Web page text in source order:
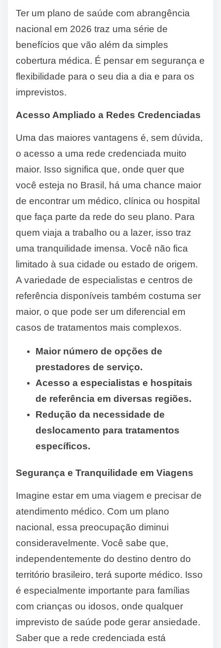
Ter um plano de saúde com abrangência
nacional em 2026 traz uma série de
benefícios que vão além da simples
cobertura médica. É pensar em segurança e
flexibilidade para o seu dia a dia e para os
imprevistos.
Acesso Ampliado a Redes Credenciadas
Uma das maiores vantagens é, sem dúvida,
o acesso a uma rede credenciada muito
maior. Isso significa que, onde quer que
você esteja no Brasil, há uma chance maior
de encontrar um médico, clínica ou hospital
que faça parte da rede do seu plano. Para
quem viaja a trabalho ou a lazer, isso traz
uma tranquilidade imensa. Você não fica
limitado à sua cidade ou estado de origem.
A variedade de especialistas e centros de
referência disponíveis também costuma ser
maior, o que pode ser um diferencial em
casos de tratamentos mais complexos.
Maior número de opções de
prestadores de serviço.
Acesso a especialistas e hospitais
de referência em diversas regiões.
Redução da necessidade de
deslocamento para tratamentos
específicos.
Segurança e Tranquilidade em Viagens
Imagine estar em uma viagem e precisar de
atendimento médico. Com um plano
nacional, essa preocupação diminui
consideravelmente. Você sabe que,
independentemente do destino dentro do
território brasileiro, terá suporte médico. Isso
é especialmente importante para famílias
com crianças ou idosos, onde qualquer
imprevisto de saúde pode gerar ansiedade.
Saber que a rede credenciada está